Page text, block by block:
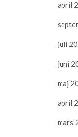
april
juli
juni
maj
april
mars